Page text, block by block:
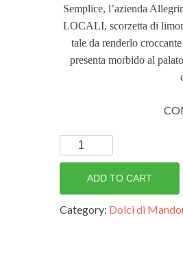
Semplice, l’azienda
LOCALI, scorzetta di
tale da renderlo
presenta morbido al
Amaretto
quantity
ADD TO CART
Category: Dolci di